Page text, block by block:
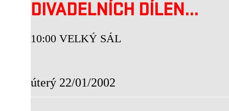
DIVADELNÍCH DÍLEN...
10:00 VELKÝ SÁL
úterý 22/01/2002